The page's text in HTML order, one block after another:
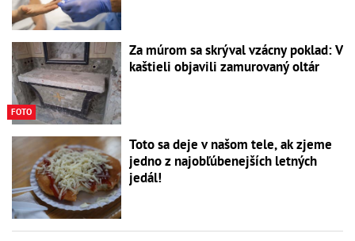
FOTO
Za múrom sa skrýval vzácny poklad: V
kaštieli objavili zamurovaný oltár
Toto sa deje v našom tele, ak zjeme
jedno z najobľúbenejších letných
jedál!